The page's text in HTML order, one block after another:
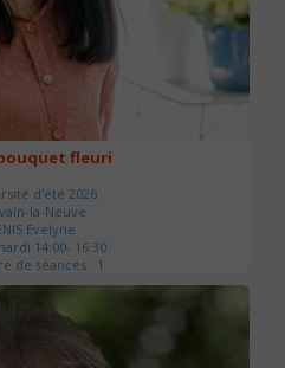
bouquet fleuri
d'été 2026
la-Neuve
Evelyne
14:00- 16:30
de séances : 1
60 €